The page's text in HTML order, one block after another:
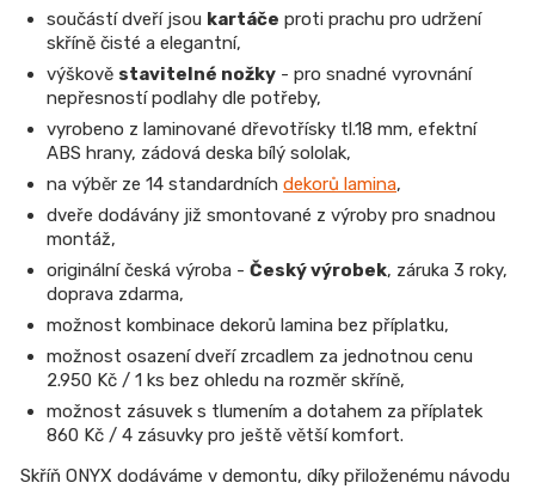
součástí dveří jsou kartáče proti prachu pro udržení
skříně čisté a elegantní,
výškově stavitelné nožky - pro snadné vyrovnání
nepřesností podlahy dle potřeby,
vyrobeno z laminované dřevotřísky tl.18 mm, efektní
ABS hrany, zádová deska bílý sololak,
na výběr ze 14 standardních dekorů lamina,
dveře dodávány již smontované z výroby pro snadnou
montáž,
originální česká výroba - Český výrobek, záruka 3 roky,
doprava zdarma,
možnost kombinace dekorů lamina bez příplatku,
možnost osazení dveří zrcadlem za jednotnou cenu
2.950 Kč / 1 ks bez ohledu na rozměr skříně,
možnost zásuvek s tlumením a dotahem za příplatek
860 Kč / 4 zásuvky pro ještě větší komfort.
Skříň ONYX dodáváme v demontu, díky přiloženému návodu